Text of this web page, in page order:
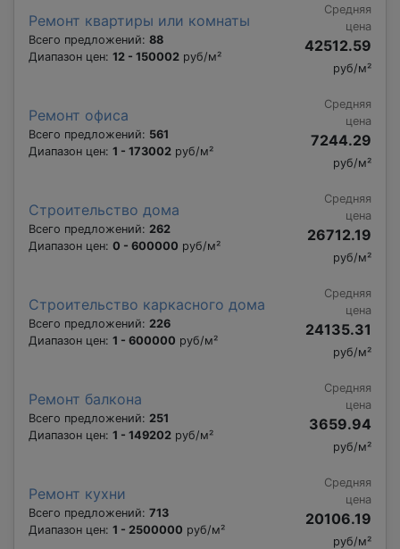
Ремонт квартиры или комнаты
Всего предложений: 88
Диапазон цен: 12 - 150002 руб/м²
Средняя
цена
42512.59
руб/м²
Ремонт офиса
Всего предложений: 561
Диапазон цен: 1 - 173002 руб/м²
Средняя
цена
7244.29
руб/м²
Строительство дома
Всего предложений: 262
Диапазон цен: 0 - 600000 руб/м²
Средняя
цена
26712.19
руб/м²
Строительство каркасного дома
Всего предложений: 226
Диапазон цен: 1 - 600000 руб/м²
Средняя
цена
24135.31
руб/м²
Ремонт балкона
Всего предложений: 251
Диапазон цен: 1 - 149202 руб/м²
Средняя
цена
3659.94
руб/м²
Ремонт кухни
Всего предложений: 713
Диапазон цен: 1 - 2500000 руб/м²
Средняя
цена
20106.19
руб/м²